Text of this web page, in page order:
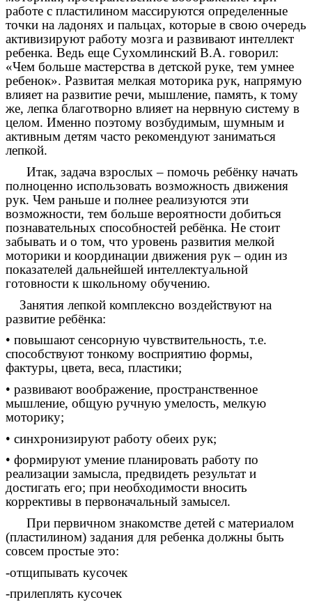
работе с пластилином массируются определенные
точки на ладонях и пальцах, которые в свою очередь
активизируют работу мозга и развивают интеллект
ребенка. Ведь еще Сухомлинский В.А. говорил:
«Чем больше мастерства в детской руке, тем умнее
ребенок». Развитая мелкая моторика рук, напрямую
влияет на развитие речи, мышление, память, к тому
же, лепка благотворно влияет на нервную систему в
целом. Именно поэтому возбудимым, шумным и
активным детям часто рекомендуют заниматься
лепкой.
Итак, задача взрослых – помочь ребёнку начать
полноценно использовать возможность движения
рук. Чем раньше и полнее реализуются эти
возможности, тем больше вероятности добиться
познавательных способностей ребёнка. Не стоит
забывать и о том, что уровень развития мелкой
моторики и координации движения рук – один из
показателей дальнейшей интеллектуальной
готовности к школьному обучению.
Занятия лепкой комплексно воздействуют на
развитие ребёнка:
• повышают сенсорную чувствительность, т.е.
способствуют тонкому восприятию формы,
фактуры, цвета, веса, пластики;
• развивают воображение, пространственное
мышление, общую ручную умелость, мелкую
моторику;
• синхронизируют работу обеих рук;
• формируют умение планировать работу по
реализации замысла, предвидеть результат и
достигать его; при необходимости вносить
коррективы в первоначальный замысел.
При первичном знакомстве детей с материалом
(пластилином) задания для ребенка должны быть
совсем простые это:
-отщипывать кусочек
-прилеплять кусочек